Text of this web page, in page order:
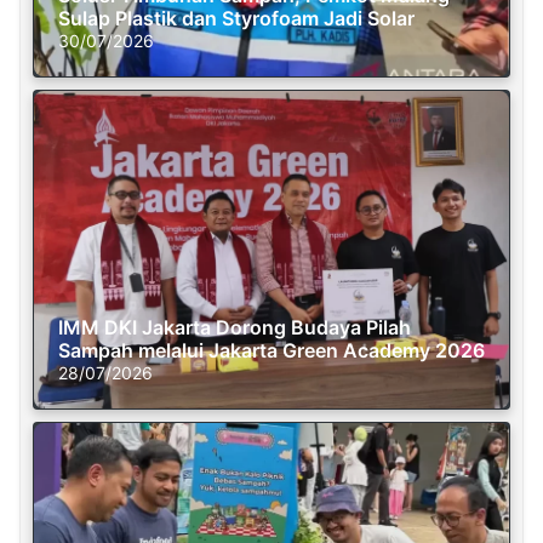
Sulap Plastik dan Styrofoam Jadi Solar
30/07/2026
IMM DKI Jakarta Dorong Budaya Pilah
Sampah melalui Jakarta Green Academy 2026
28/07/2026